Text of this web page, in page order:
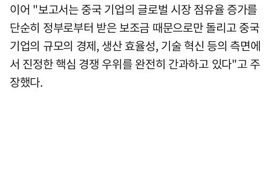
이어 "보고서는 중국 기업의 글로벌 시장 점유율 증가를
단순히 정부로부터 받은 보조금 때문으로만 돌리고 중국
기업의 규모의 경제, 생산 효율성, 기술 혁신 등의 측면에
서 진정한 핵심 경쟁 우위를 완전히 간과하고 있다"고 주
장했다.